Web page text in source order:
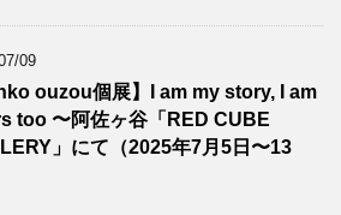
09
ouzou個展】I am my story, I am
too 〜阿佐ヶ谷「RED CUBE
」にて（2025年7月5日〜13